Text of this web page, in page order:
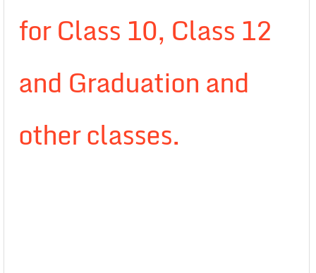
for Class 10, Class 12
and Graduation and
other classes.